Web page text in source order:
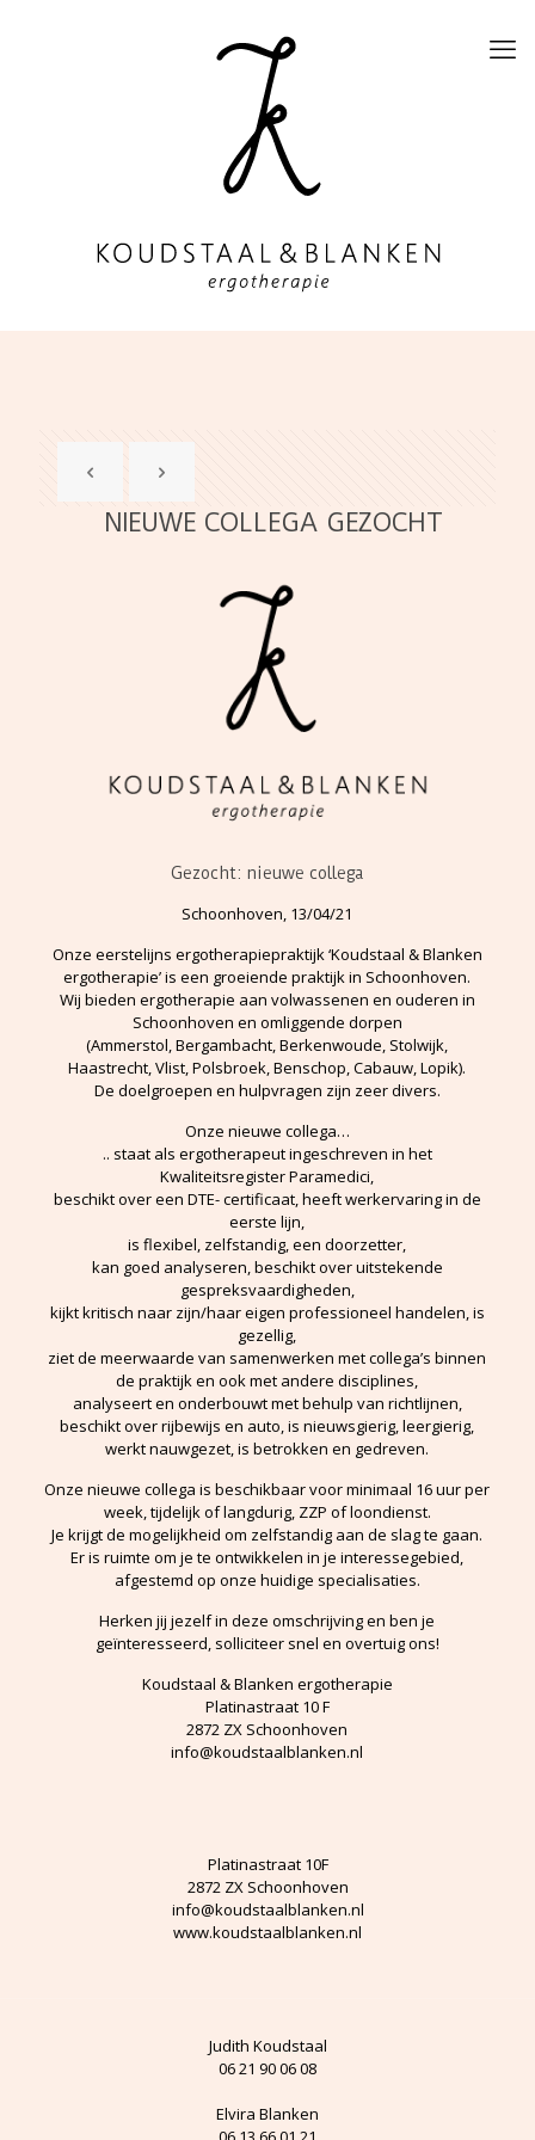
NIEUWE COLLEGA GEZOCHT
Gezocht: nieuwe collega
Schoonhoven, 13/04/21
Onze eerstelijns ergotherapiepraktijk ‘Koudstaal & Blanken
ergotherapie’ is een groeiende praktijk in Schoonhoven.
Wij bieden ergotherapie aan volwassenen en ouderen in
Schoonhoven en omliggende dorpen
(Ammerstol, Bergambacht, Berkenwoude, Stolwijk,
Haastrecht, Vlist, Polsbroek, Benschop, Cabauw, Lopik).
De doelgroepen en hulpvragen zijn zeer divers.
Onze nieuwe collega…
.. staat als ergotherapeut ingeschreven in het
Kwaliteitsregister Paramedici,
beschikt over een DTE- certificaat, heeft werkervaring in de
eerste lijn,
is flexibel, zelfstandig, een doorzetter,
kan goed analyseren, beschikt over uitstekende
gespreksvaardigheden,
kijkt kritisch naar zijn/haar eigen professioneel handelen, is
gezellig,
ziet de meerwaarde van samenwerken met collega’s binnen
de praktijk en ook met andere disciplines,
analyseert en onderbouwt met behulp van richtlijnen,
beschikt over rijbewijs en auto, is nieuwsgierig, leergierig,
werkt nauwgezet, is betrokken en gedreven.
Onze nieuwe collega is beschikbaar voor minimaal 16 uur per
week, tijdelijk of langdurig, ZZP of loondienst.
Je krijgt de mogelijkheid om zelfstandig aan de slag te gaan.
Er is ruimte om je te ontwikkelen in je interessegebied,
afgestemd op onze huidige specialisaties.
Herken jij jezelf in deze omschrijving en ben je
geïnteresseerd, solliciteer snel en overtuig ons!
Koudstaal & Blanken ergotherapie
Platinastraat 10 F
2872 ZX Schoonhoven
info@koudstaalblanken.nl
Platinastraat 10F
2872 ZX Schoonhoven
info@koudstaalblanken.nl
www.koudstaalblanken.nl
Judith Koudstaal
06 21 90 06 08
Elvira Blanken